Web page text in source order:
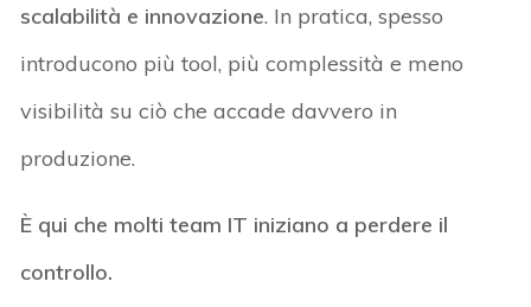
scalabilità e innovazione. In pratica, spesso
introducono più tool, più complessità e meno
visibilità su ciò che accade davvero in
produzione.
È qui che molti team IT iniziano a perdere il
controllo.